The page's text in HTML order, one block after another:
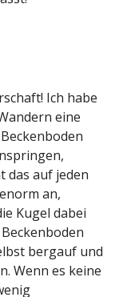
Ich habe
eine
das auf jeden
an,
Kugel dabei
bergauf und
Wenn es keine